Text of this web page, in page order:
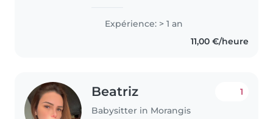
que baby-sitter, j'ai travaillé avec
des tout-petits de la
crèche/maternelle jusqu'à des..
Expérience: > 1 an
11,00 €/heure
Beatriz
Babysitter in Morangis
1